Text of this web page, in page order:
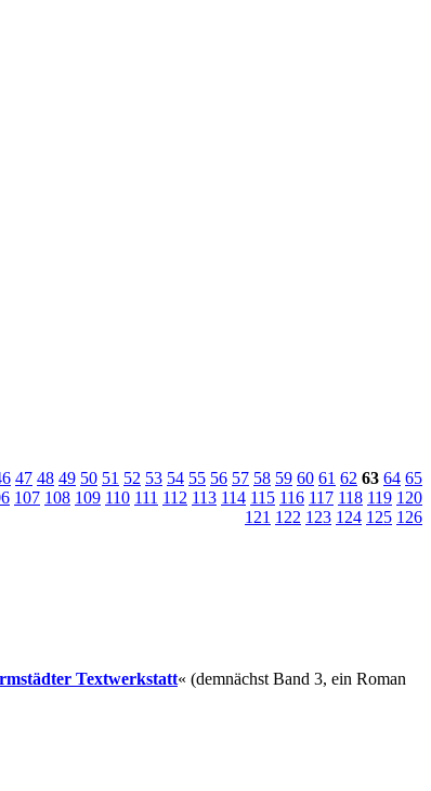
47 48 49 50 51 52 53 54 55 56 57 58 59 60 61 62 63 64 65
107 108 109 110 111 112 113 114 115 116 117 118 119 120
121 122 123 124 125 126
Textwerkstatt« (demnächst Band 3, ein Roman